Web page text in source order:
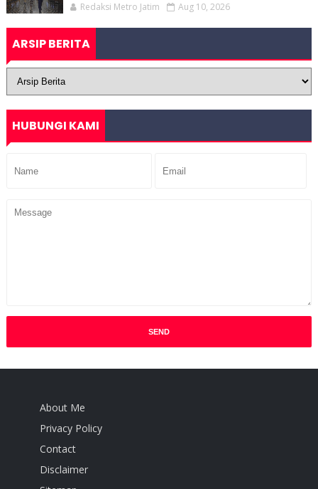
Redaksi Metro Jatim Aug 10, 2026
ARSIP BERITA
HUBUNGI KAMI
About Me
Privacy Policy
Contact
Disclaimer